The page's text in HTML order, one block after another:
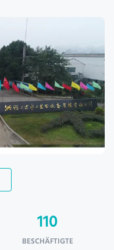
110
BESCHÄFTIGTE